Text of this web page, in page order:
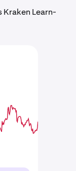
Kraken Learn-